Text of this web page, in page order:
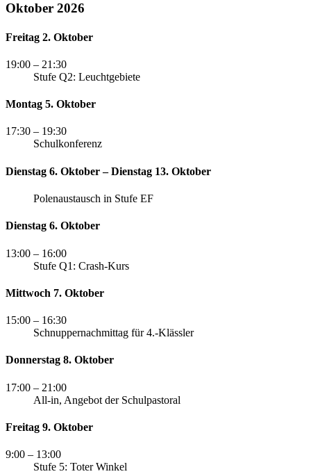
Oktober 2026
Freitag 2. Oktober
19:00 – 21:30
Stufe Q2: Leuchtgebiete
Montag 5. Oktober
17:30 – 19:30
Schulkonferenz
Dienstag 6. Oktober – Dienstag 13. Oktober
Polenaustausch in Stufe EF
Dienstag 6. Oktober
13:00 – 16:00
Stufe Q1: Crash-Kurs
Mittwoch 7. Oktober
15:00 – 16:30
Schnuppernachmittag für 4.-Klässler
Donnerstag 8. Oktober
17:00 – 21:00
All-in, Angebot der Schulpastoral
Freitag 9. Oktober
9:00 – 13:00
Stufe 5: Toter Winkel